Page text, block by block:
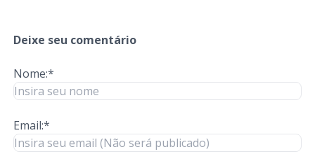
Deixe seu comentário
Nome:*
Email:*